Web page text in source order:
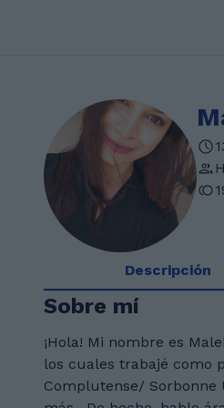
Descripción
Sobre mí
¡Hola! Mi nombre es
los cuales trabajé como
Complutense/ Sorbonne